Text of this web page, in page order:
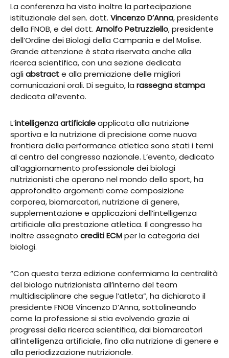
La conferenza ha visto inoltre la partecipazione
istituzionale del sen. dott. Vincenzo D’Anna, presidente
della FNOB, e del dott. Arnolfo Petruzziello, presidente
dell’Ordine dei Biologi della Campania e del Molise.
Grande attenzione è stata riservata anche alla
ricerca scientifica, con una sezione dedicata
agliabstracte alla premiazione delle migliori
comunicazioni orali. Di seguito, la rassegna stampa
dedicata all’evento.
L’intelligenza artificialeapplicata alla nutrizione
sportiva e la nutrizione di precisione come nuova
frontiera della performance atletica sono stati i temi
al centro del congresso nazionale. L’evento, dedicato
all’aggiornamento professionale dei biologi
nutrizionisti che operano nel mondo dello sport, ha
approfondito argomenti come composizione
corporea, biomarcatori, nutrizione di genere,
supplementazione e applicazioni dell’intelligenza
artificiale alla prestazione atletica. Il congresso ha
inoltre assegnato crediti ECMper la categoria dei
biologi.
“Con questa terza edizione confermiamo la centralità
del biologo nutrizionista all’interno del team
multidisciplinare che segue l’atleta”, ha dichiarato il
presidente FNOB Vincenzo D’Anna, sottolineando
come la professione si stia evolvendo grazie ai
progressi della ricerca scientifica, dai biomarcatori
all’intelligenza artificiale, fino alla nutrizione di genere e
alla periodizzazione nutrizionale.